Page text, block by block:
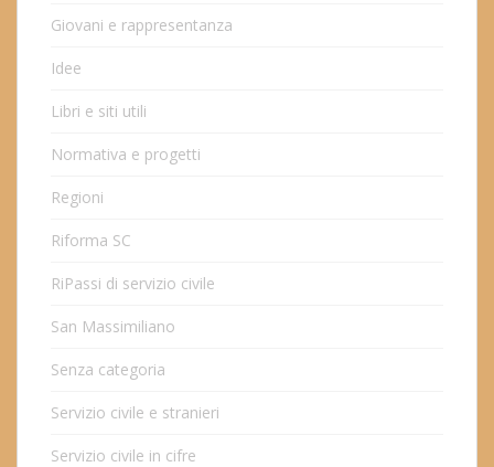
Giovani e rappresentanza
Idee
Libri e siti utili
Normativa e progetti
Regioni
Riforma SC
RiPassi di servizio civile
San Massimiliano
Senza categoria
Servizio civile e stranieri
Servizio civile in cifre